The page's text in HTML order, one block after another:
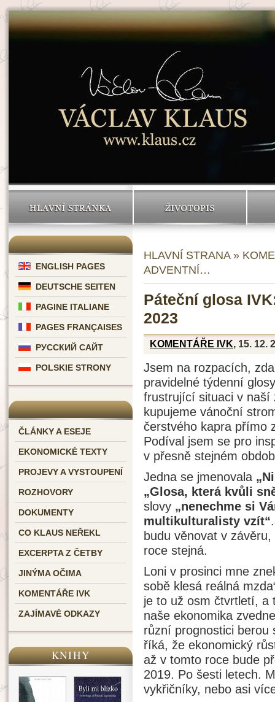
HLAVNÍ STRÁNKA ŽIVOTOPIS
ENGLISH PAGES
DEUTSCHE SEITEN
PAGINE ITALIANE
PAGES FRANÇAISES
РУССКИЙ САЙТ
POLSKIE STRONY
ČLÁNKY A ESEJE
EKONOMICKÉ TEXTY
PROJEVY A VYSTOUPENÍ
ROZHOVORY
DOKUMENTY
CO KLAUS NEŘEKL
EXCERPTA Z ČETBY
JINÝMA OČIMA
KOMENTÁŘE IVK
ZAJÍMAVÉ ODKAZY
KNIHY
HLAVNÍ STRANA»
ADVENTNÍ…
Páteční glosa
2023
KOMENTÁŘE IVK, 15. 12.
Jsem na rozpacích,
pravidelné týdenní
frustrující situaci v naší
kupujeme vánoční
čerstvého kapra přímo
Podíval jsem se pro
v přesně stejném
Jedna se jmenovala
„Glosa, která kvůli
slovy „nenechme si
multikulturalisty vzít“
budu věnovat v
roce stejná.
Loni v prosinci mne
sobě klesá reálná
je to už osm čtvrtletí, a
naše ekonomika
různí prognostici berou
říká, že ekonomický
až v tomto roce bude
2019. Po šesti letech.
vykřičníky, nebo asi